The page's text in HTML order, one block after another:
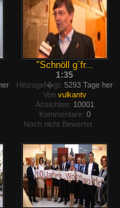
"Schnöll g´fr...
1:35
Hinzugef�gt: 5293 Tage her
Von vulkantv
Ansichten: 10001
Kommentare: 0
Noch nicht Bewertet